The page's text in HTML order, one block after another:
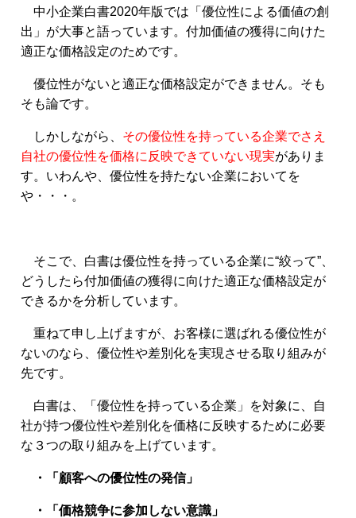
中小企業白書2020年版では「優位性による価値の創
出」が大事と語っています。付加価値の獲得に向けた
適正な価格設定のためです。
優位性がないと適正な価格設定ができません。そも
そも論です。
しかしながら、 その優位性を持っている企業でさえ
自社の優位性を価格に反映できていない現実がありま
す。いわんや、優位性を持たない企業においてを
や・・・。
そこで、白書は優位性を持っている企業に“絞って”、
どうしたら付加価値の獲得に向けた適正な価格設定が
できるかを分析しています。
重ねて申し上げますが、お客様に選ばれる優位性が
ないのなら、優位性や差別化を実現させる取り組みが
先です。
白書は、「優位性を持っている企業」を対象に、自
社が持つ優位性や差別化を価格に反映するために必要
な３つの取り組みを上げています。
・「顧客への優位性の発信」
・「価格競争に参加しない意識」